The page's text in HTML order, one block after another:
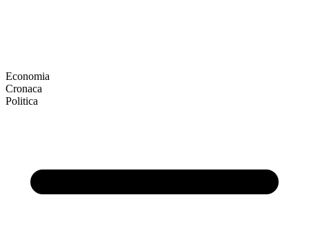
Economia
Cronaca
Politica